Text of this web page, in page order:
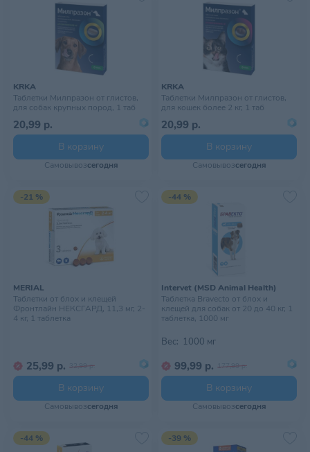
KRKA
Таблетки Милпразон от глистов,
для собак крупных пород, 1 таб
20,99 р.
В корзину
Самовывозсегодня
KRKA
Таблетки Милпразон от глистов,
для кошек более 2 кг, 1 таб
20,99 р.
В корзину
Самовывозсегодня
-21 %
MERIAL
Таблетки от блох и клещей
Фронтлайн НЕКСГАРД, 11,3 мг, 2-
4 кг, 1 таблетка
25,99 р. 32,99 р.
В корзину
Самовывозсегодня
-44 %
Intervet (MSD Animal Health)
Таблетка Bravecto от блох и
клещей для собак от 20 до 40 кг, 1
таблетка, 1000 мг
Вес: 1000 мг
99,99 р. 177,99 р.
В корзину
Самовывозсегодня
-44 % -39 %